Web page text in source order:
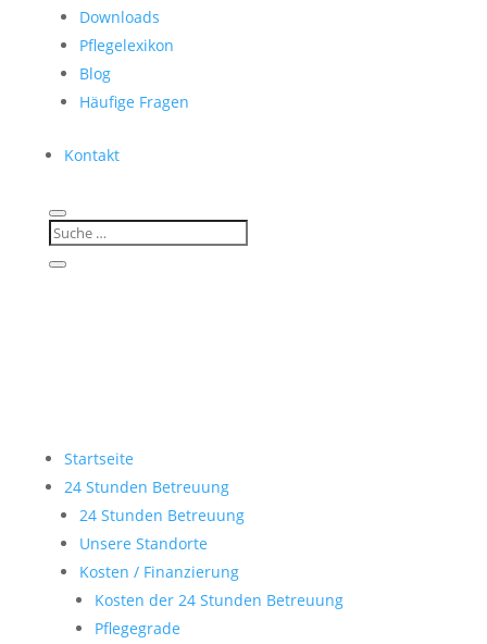
Downloads
Pflegelexikon
Blog
Häufige Fragen
Kontakt
Startseite
24 Stunden Betreuung
24 Stunden Betreuung
Unsere Standorte
Kosten / Finanzierung
Kosten der 24 Stunden Betreuung
Pflegegrade